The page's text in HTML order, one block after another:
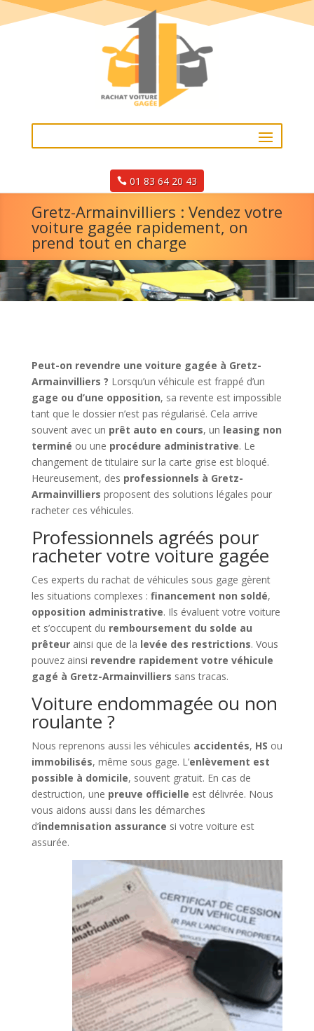
01 83 64 20 43
Gretz-Armainvilliers : Vendez votre
voiture gagée rapidement, on
prend tout en charge
Peut-on revendre une voiture gagée à Gretz-
Armainvilliers ? Lorsqu’un véhicule est frappé d’un
gage ou d’une opposition, sa revente est impossible
tant que le dossier n’est pas régularisé. Cela arrive
souvent avec un prêt auto en cours, un leasing non
terminé ou une procédure administrative. Le
changement de titulaire sur la carte grise est bloqué.
Heureusement, des professionnels à Gretz-
Armainvilliers proposent des solutions légales pour
racheter ces véhicules.
Professionnels agréés pour
racheter votre voiture gagée
Ces experts du rachat de véhicules sous gage gèrent
les situations complexes : financement non soldé,
opposition administrative. Ils évaluent votre voiture
et s’occupent du remboursement du solde au
prêteurainsi que de la levée des restrictions. Vous
pouvez ainsi revendre rapidement votre véhicule
gagé à Gretz-Armainvilliers sans tracas.
Voiture endommagée ou non
roulante ?
Nous reprenons aussi les véhicules accidentés, HS ou
immobilisés, même sous gage. L’enlèvement est
possible à domicile, souvent gratuit. En cas de
destruction, une preuve officielle est délivrée. Nous
vous aidons aussi dans les démarches
d’indemnisation assurance si votre voiture est
assurée.